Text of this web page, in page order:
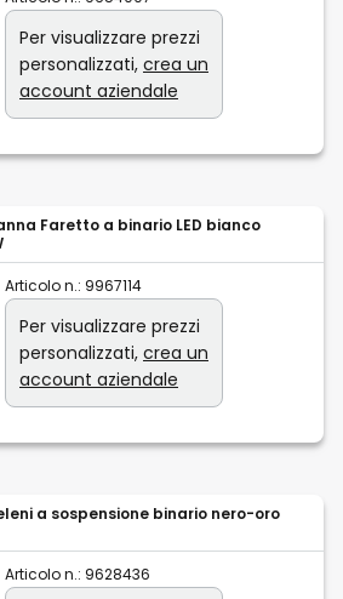
Per visualizzare prezzi
personalizzati, crea un
account aziendale
Faretto a binario LED bianco
Articolo n.: 9967114
Per visualizzare prezzi
personalizzati, crea un
account aziendale
a sospensione binario nero-oro
Articolo n.: 9628436